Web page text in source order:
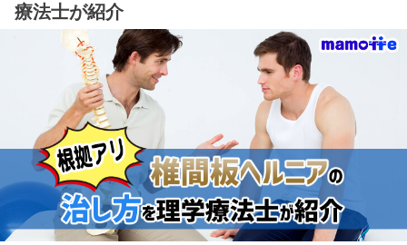
療法士が紹介